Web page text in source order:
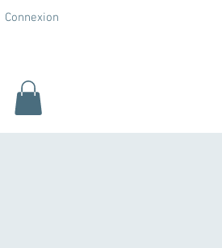
Connexion